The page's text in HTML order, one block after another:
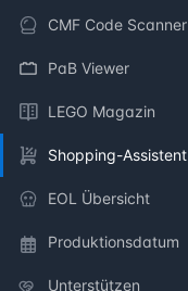
CMF Code Scanner
PaB Viewer
LEGO Magazin
Shopping-Assistent
EOL Übersicht
Produktionsdatum
Unterstützen